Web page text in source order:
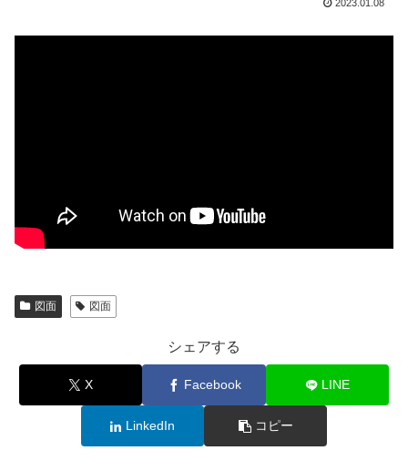
2023.01.08
図面 図面
シェアする
X Facebook LINE
LinkedIn コピー